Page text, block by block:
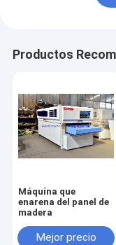
Productos
Máquina que
enarena del panel de
madera
Mejor precio